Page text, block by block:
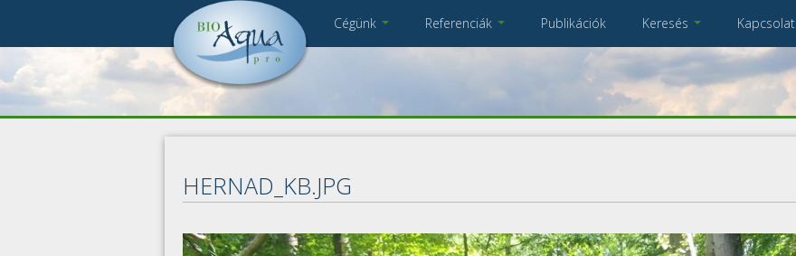
Cégünk
Kapcsolat
Impresszum
Adatkezelés
Referenciák
Összes referencia
Publikációk Keresés
A keresendő kulcsszavak
Kapcsolat
HERNAD_KB.JPG
DSC_0091.jpg